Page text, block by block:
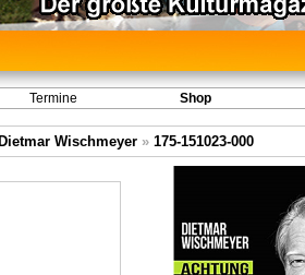
Termine Shop
Dietmar Wischmeyer» 175-151023-000